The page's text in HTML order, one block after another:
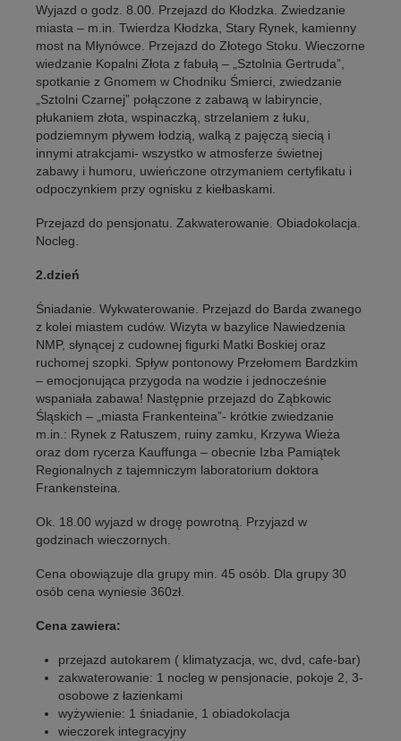
Wyjazd o godz. 8.00. Przejazd do Kłodzka. Zwiedzanie
miasta – m.in. Twierdza Kłodzka, Stary Rynek, kamienny
most na Młynówce. Przejazd do Złotego Stoku. Wieczorne
wiedzanie Kopalni Złota z fabułą – „Sztolnia Gertruda”,
spotkanie z Gnomem w Chodniku Śmierci, zwiedzanie
„Sztolni Czarnej” połączone z zabawą w labiryncie,
płukaniem złota, wspinaczką, strzelaniem z łuku,
podziemnym pływem łodzią, walką z pajęczą siecią i
innymi atrakcjami- wszystko w atmosferze świetnej
zabawy i humoru, uwieńczone otrzymaniem certyfikatu i
odpoczynkiem przy ognisku z kiełbaskami.
Przejazd do pensjonatu. Zakwaterowanie. Obiadokolacja.
Nocleg.
2.dzień
Śniadanie. Wykwaterowanie. Przejazd do Barda zwanego
z kolei miastem cudów. Wizyta w bazylice Nawiedzenia
NMP, słynącej z cudownej figurki Matki Boskiej oraz
ruchomej szopki. Spływ pontonowy Przełomem Bardzkim
– emocjonująca przygoda na wodzie i jednocześnie
wspaniała zabawa! Następnie przejazd do Ząbkowic
Śląskich – „miasta Frankenteina”- krótkie zwiedzanie
m.in.: Rynek z Ratuszem, ruiny zamku, Krzywa Wieża
oraz dom rycerza Kauffunga – obecnie Izba Pamiątek
Regionalnych z tajemniczym laboratorium doktora
Frankensteina.
Ok. 18.00 wyjazd w drogę powrotną. Przyjazd w
godzinach wieczornych.
Cena obowiązuje dla grupy min. 45 osób. Dla grupy 30
osób cena wyniesie 360zł.
Cena zawiera:
przejazd autokarem ( klimatyzacja, wc, dvd, cafe-bar)
zakwaterowanie: 1 nocleg w pensjonacie, pokoje 2, 3-
osobowe z łazienkami
wyżywienie: 1 śniadanie, 1 obiadokolacja
wieczorek integracyjny